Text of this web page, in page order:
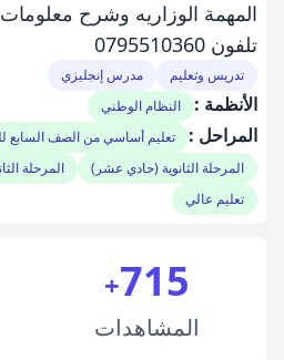
المهمة الوزاريه وشرح
تلفون 0795510360
تدريس وتعليم مدرس إنجليزي
الأنظمة : النظام الوطني
المراحل :
تعليم أساسي من الصف السابع
المرحلة الثانوية (حادي عشر)
المرحلة
تعليم عالي
715
+
المشاهدات